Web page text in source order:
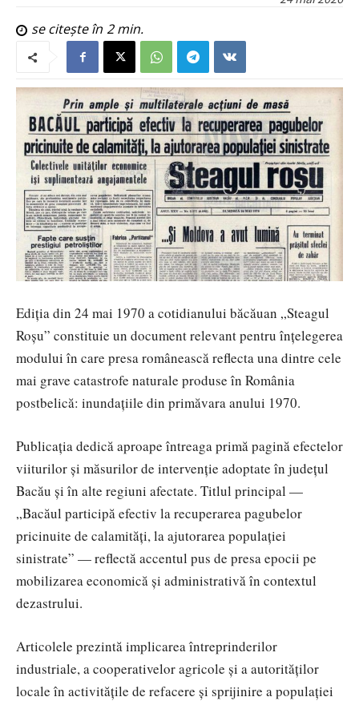
se citește în 2min.
Ediția din 24 mai 1970 a cotidianului băcăuan „Steagul
Roșu” constituie un document relevant pentru înțelegerea
modului în care presa românească reflecta una dintre cele
mai grave catastrofe naturale produse în România
postbelică: inundațiile din primăvara anului 1970.
Publicația dedică aproape întreaga primă pagină efectelor
viiturilor și măsurilor de intervenție adoptate în județul
Bacău și în alte regiuni afectate. Titlul principal —
„Bacăul participă efectiv la recuperarea pagubelor
pricinuite de calamități, la ajutorarea populației
sinistrate” — reflectă accentul pus de presa epocii pe
mobilizarea economică și administrativă în contextul
dezastrului.
Articolele prezintă implicarea întreprinderilor
industriale, a cooperativelor agricole și a autorităților
locale în activitățile de refacere și sprijinire a populației